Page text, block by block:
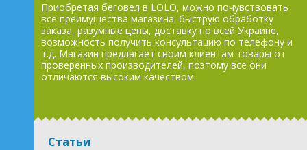
Приобретая беговел в LOLO, можно почувствовать
все преимущества магазина: быструю обработку
заказа, разумные цены, доставку по всей Украине,
возможность получить консультацию по телефону и
т.д. Магазин предлагает своим клиентам товары от
проверенных производителей, поэтому все они
отличаются высоким качеством.
Статьи